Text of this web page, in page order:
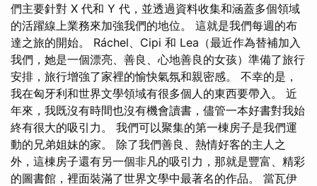
們主要針對 X 代和 Y 代，並透過資料收集和涵蓋多個領域
的活躍線上業務來加強我們的地位。 這就是我們每週的布
達之旅的開始。 Ráchel、Cipi 和 Lea（最近作為替補加入
我們，她是一個漂亮、善良、心地善良的女孩）準備了旅行
安排，旅行增強了家裡的愉快氣氛和親密感。 不幸的是，
我在匈牙利和世界文學領域有很多個人的東西要帶入。 近
年來，我既沒有時間也沒有機會讀書，儘管一本好書對我始
終有很大的吸引力。 我們可以聚集的第一棟房子是我們運
動的兄弟姐妹的家。 除了我們善良、熱情好客的主人之
外，這棟房子還有另一個非凡的吸引力，那就是豐富、精彩
的圖書館，裡面裝滿了世界文學中最著名的作品。 當瓦伊